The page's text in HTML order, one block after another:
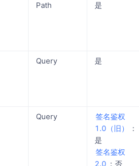
Path 是
Query 是
Query
签名鉴权
1.0（旧）
：
是
签名鉴权
2.0 ：否